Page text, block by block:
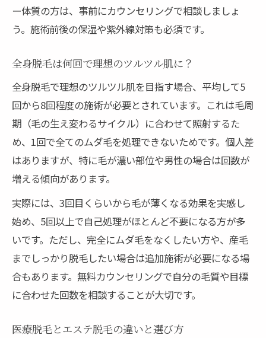
ー体質の方は、事前にカウンセリングで相談しましょ
う。施術前後の保湿や紫外線対策も必須です。
全身脱毛は何回で理想のツルツル肌に？
全身脱毛で理想のツルツル肌を目指す場合、平均して5
回から8回程度の施術が必要とされています。これは毛周
期（毛の生え変わるサイクル）に合わせて照射するた
め、1回で全てのムダ毛を処理できないためです。個人差
はありますが、特に毛が濃い部位や男性の場合は回数が
増える傾向があります。
実際には、3回目くらいから毛が薄くなる効果を実感し
始め、5回以上で自己処理がほとんど不要になる方が多
いです。ただし、完全にムダ毛をなくしたい方や、産毛
までしっかり脱毛したい場合は追加施術が必要になる場
合もあります。無料カウンセリングで自分の毛質や目標
に合わせた回数を相談することが大切です。
医療脱毛とエステ脱毛の違いと選び方